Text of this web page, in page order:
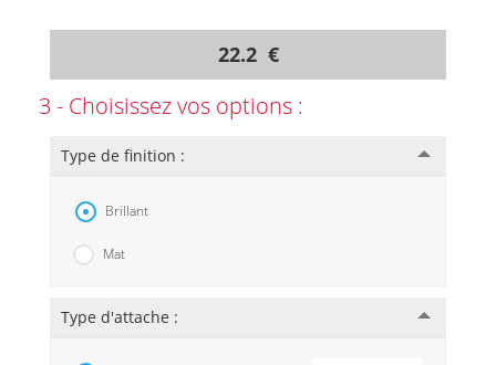
22.2 €
3 - Choisissez vos options :
Type de finition :
Brillant
Mat
Type d'attache :